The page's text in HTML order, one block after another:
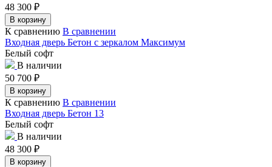
48 300 ₽
В корзину
К сравнению В сравнении
Входная дверь Бетон с зеркалом Максимум
Белый софт
В наличии
50 700 ₽
В корзину
К сравнению В сравнении
Входная дверь Бетон 13
Белый софт
В наличии
48 300 ₽
В корзину